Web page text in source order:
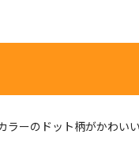
ラーのドット柄がかわい